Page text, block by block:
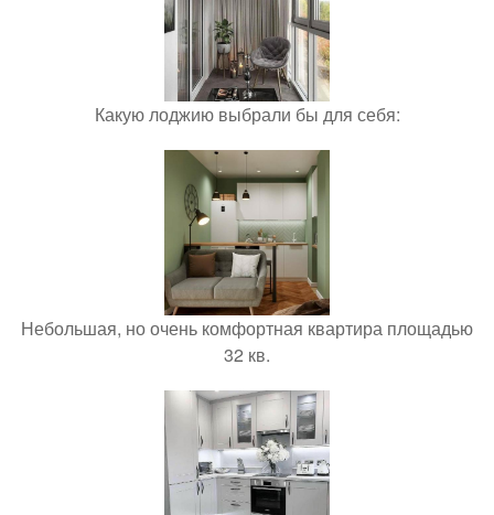
Какую лоджию выбрали бы для себя:
Небольшая, но очень комфортная квартира площадью
32 кв.